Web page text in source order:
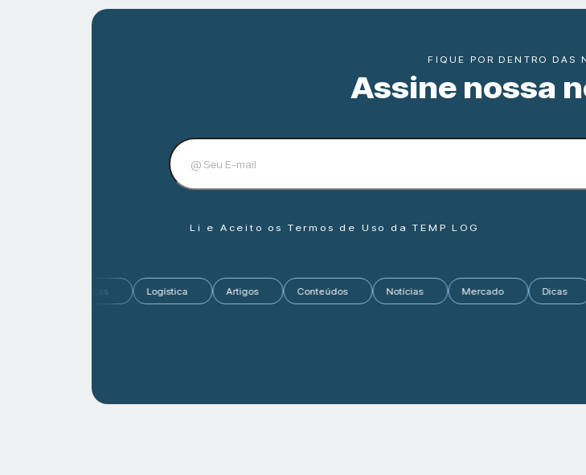
FIQUE POR DENTRO DAS
Assine nossa
Li e Aceito os Termos de Uso da TEMP LOG
Dicas Logística Artigos Conteúdos Notícias Mercado